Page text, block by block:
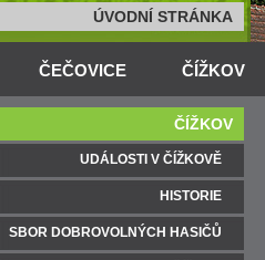
ÚVODNÍ STRÁNKA
ČEČOVICE ČÍŽKOV
ČÍŽKOV
UDÁLOSTI V ČÍŽKOVĚ
HISTORIE
SBOR DOBROVOLNÝCH HASIČŮ